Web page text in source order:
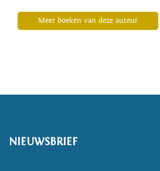
Meer boeken van deze auteur
NIEUWSBRIEF